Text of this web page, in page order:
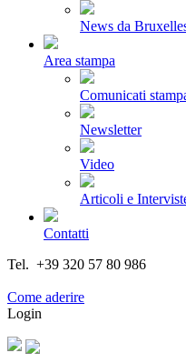
News da
Area stampa
Comunicati
Newsletter
Video
Articoli e
Contatti
Tel. +39 320 57 80 986
Come aderire
Login